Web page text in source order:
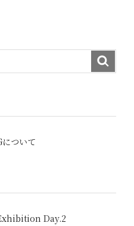
ついて
Day.2